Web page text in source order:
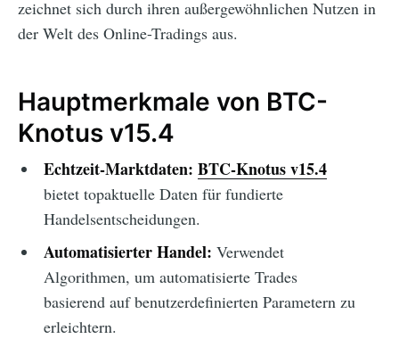
zeichnet sich durch ihren außergewöhnlichen Nutzen in
der Welt des Online-Tradings aus.
Hauptmerkmale von BTC-
Knotus v15.4
Echtzeit-Marktdaten: BTC-Knotus v15.4
bietet topaktuelle Daten für fundierte
Handelsentscheidungen.
Automatisierter Handel: Verwendet
Algorithmen, um automatisierte Trades
basierend auf benutzerdefinierten Parametern zu
erleichtern.